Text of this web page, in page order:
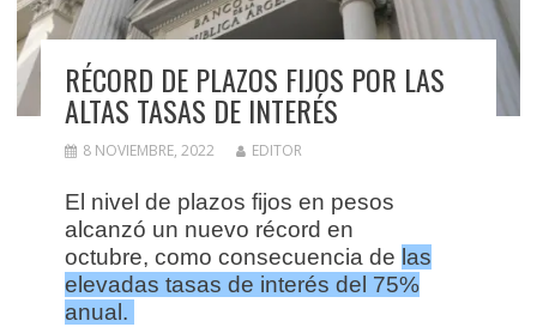
RÉCORD DE PLAZOS FIJOS POR LAS
ALTAS TASAS DE INTERÉS
8 NOVIEMBRE, 2022 EDITOR
El nivel de plazos fijos en pesos
alcanzó un nuevo récord en
octubre, como consecuencia de las
elevadas tasas de interés del 75%
anual.